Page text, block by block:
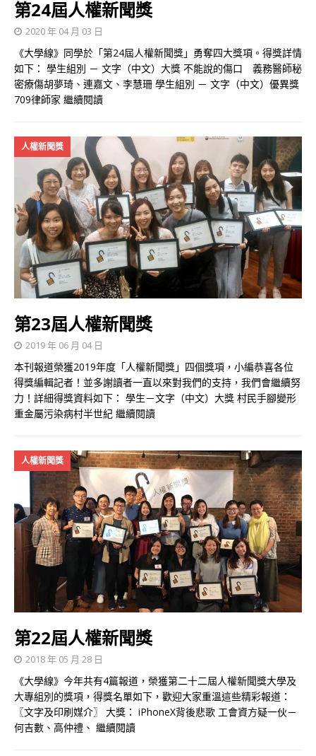
第24屆人權新聞獎
2020 年 04 月 03 日
《大學線》同學於「第24屆人權新聞獎」勇奪四大獎項。得獎詳情
如下： 學生組別 － 文字（中文）大獎 不能說的傷口 義務醫師秘
密療傷胡夢琦、連嘉文、李慧珊 學生組別 － 文字（中文）優異獎
709律師家 繼續閱讀
人權新聞獎
第23屆人權新聞獎
2019 年 06 月 04 日
本刊報道榮獲2019年度「人權新聞獎」四個獎項，小編恭喜各位
得獎編輯記者！並多謝讀者一直以來對我們的支持，我們會繼續努
力！詳細得獎資料如下： 學生－文字（中文）大獎 村民手腳變形
重金屬污染病村半世紀 繼續閱讀
人權新聞獎
第22屆人權新聞獎
2018 年 05 月 28 日
《大學線》今年共有4篇報道，榮獲第二十二屆人權新聞獎大學及
大專組別的獎項，得獎名單如下，歡迎大家重溫這些精彩報道：
〖文字及印刷媒介〗 大獎： iPhoneX背後悲歌 工會資方疑一伙－
何吉數、高仲禮、 繼續閱讀